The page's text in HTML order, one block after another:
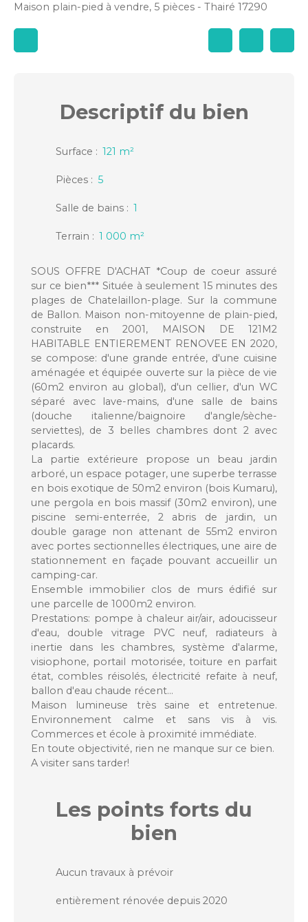
Maison plain-pied à vendre, 5 pièces - Thairé 17290
Descriptifdu bien
Surface : 121 m²
Pièces : 5
Salle de bains : 1
Terrain : 1 000 m²
SOUS OFFRE D'ACHAT *Coup de coeur assuré
sur ce bien*** Située à seulement 15 minutes des
plages de Chatelaillon-plage. Sur la commune
de Ballon. Maison non-mitoyenne de plain-pied,
construite en 2001, MAISON DE 121M2
HABITABLE ENTIEREMENT RENOVEE EN 2020,
se compose: d'une grande entrée, d'une cuisine
aménagée et équipée ouverte sur la pièce de vie
(60m2 environ au global), d'un cellier, d'un WC
séparé avec lave-mains, d'une salle de bains
(douche italienne/baignoire d'angle/sèche-
serviettes), de 3 belles chambres dont 2 avec
placards.
La partie extérieure propose un beau jardin
arboré, un espace potager, une superbe terrasse
en bois exotique de 50m2 environ (bois Kumaru),
une pergola en bois massif (30m2 environ), une
piscine semi-enterrée, 2 abris de jardin, un
double garage non attenant de 55m2 environ
avec portes sectionnelles électriques, une aire de
stationnement en façade pouvant accueillir un
camping-car.
Ensemble immobilier clos de murs édifié sur
une parcelle de 1000m2 environ.
Prestations: pompe à chaleur air/air, adoucisseur
d'eau, double vitrage PVC neuf, radiateurs à
inertie dans les chambres, système d'alarme,
visiophone, portail motorisée, toiture en parfait
état, combles réisolés, électricité refaite à neuf,
ballon d'eau chaude récent...
Maison lumineuse très saine et entretenue.
Environnement calme et sans vis à vis.
Commerces et école à proximité immédiate.
En toute objectivité, rien ne manque sur ce bien.
A visiter sans tarder!
Les points forts du
bien
Aucun travaux à prévoir
entièrement rénovée depuis 2020